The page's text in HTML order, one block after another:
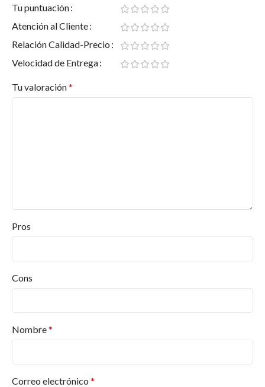
Tu puntuación
Atención al Cliente
Relación Calidad-Precio
Velocidad de Entrega
Tu valoración*
Pros
Cons
Nombre*
Correo electrónico *